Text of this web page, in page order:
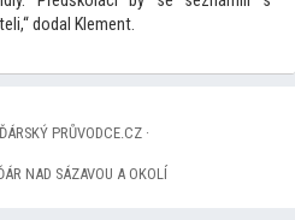
dodal Klement.
PRŮVODCE.CZ ·
NAD SÁZAVOU A OKOLÍ